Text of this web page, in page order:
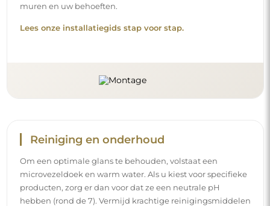
muren en uw behoeften.
Lees onze installatiegids stap voor stap.
Reiniging en onderhoud
Om een optimale glans te behouden, volstaat een
microvezeldoek en warm water. Als u kiest voor specifieke
producten, zorg er dan voor dat ze een neutrale pH
hebben (rond de 7). Vermijd krachtige reinigingsmiddelen